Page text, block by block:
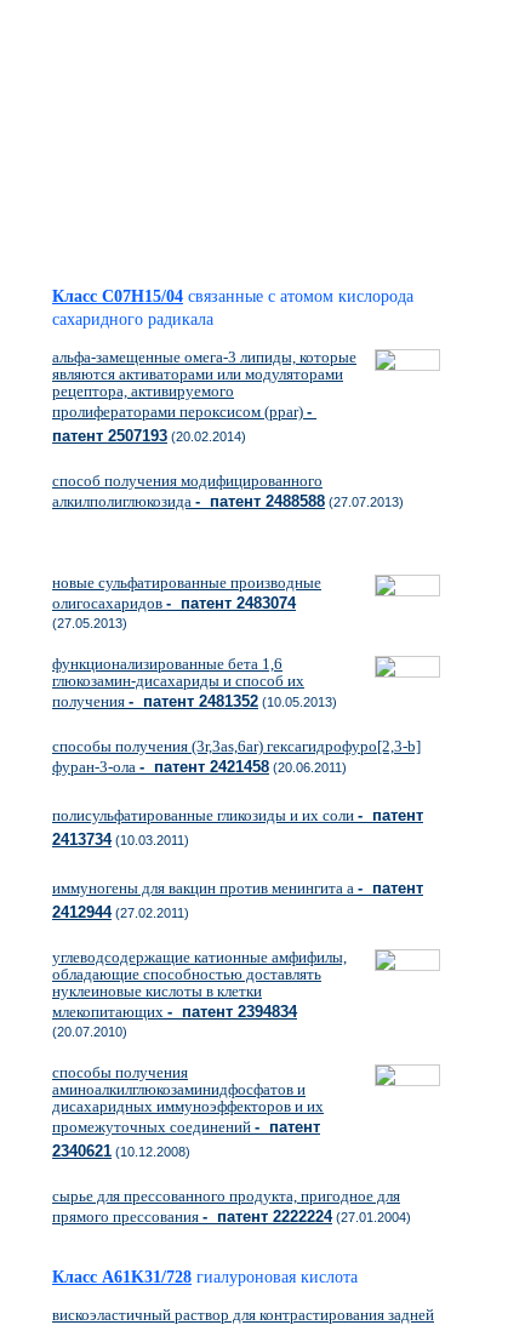
Класс C07H15/04 связанные с атомом кислорода
сахаридного радикала
альфа-замещенные омега-3 липиды, которые
являются активаторами или модуляторами
рецептора, активируемого
пролифераторами пероксисом (ppar) -
патент 2507193 (20.02.2014)
способ получения модифицированного
алкилполиглюкозида - патент 2488588 (27.07.2013)
новые сульфатированные производные
олигосахаридов - патент 2483074
(27.05.2013)
функционализированные бета 1,6
глюкозамин-дисахариды и способ их
получения - патент 2481352 (10.05.2013)
способы получения (3r,3as,6ar) гексагидрофуро[2,3-b]
фуран-3-ола - патент 2421458 (20.06.2011)
полисульфатированные гликозиды и их соли - патент
2413734(10.03.2011)
иммуногены для вакцин против менингита а - патент
2412944(27.02.2011)
углеводсодержащие катионные амфифилы,
обладающие способностью доставлять
нуклеиновые кислоты в клетки
млекопитающих - патент 2394834
(20.07.2010)
способы получения
аминоалкилглюкозаминидфосфатов и
дисахаридных иммуноэффекторов и их
промежуточных соединений - патент
2340621 (10.12.2008)
сырье для прессованного продукта, пригодное для
прямого прессования - патент 2222224(27.01.2004)
Класс A61K31/728 гиалуроновая кислота
вискоэластичный раствор для контрастирования задней